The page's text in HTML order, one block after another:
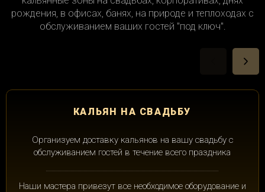
рождения, в офисах, банях, на природе и теплоходах с
обслуживанием ваших гостей "под ключ".
КАЛЬЯН НА СВАДЬБУ
Организуем доставку кальянов на вашу свадьбу с
обслуживанием гостей в течение всего праздника
Наши мастера привезут все необходимое оборудование и